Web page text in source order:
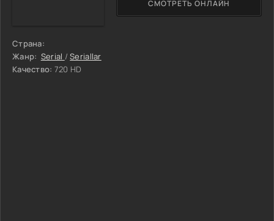
Страна:
Жанр: Serial /Seriallar
Качество: 720 HD
СМОТРЕТЬ ОНЛАЙН